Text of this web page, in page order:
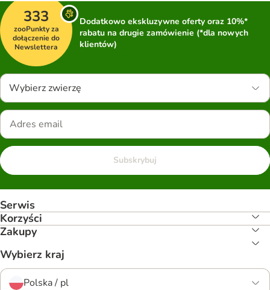
333
zooPunkty za
dołączenie do
Newslettera
Dodatkowo ekskluzywne oferty oraz 10%*
rabatu na drugie zamówienie (*dla nowych
klientów)
Wybierz zwierzę
Subskrybuj
Serwis
Korzyści
Zakupy
Wybierz kraj
Polska / pl